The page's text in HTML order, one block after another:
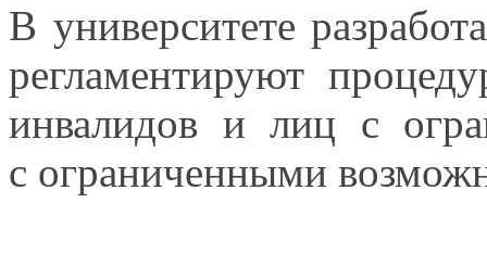
В университете
регламентируют
инвалидов и лиц с
с ограниченными